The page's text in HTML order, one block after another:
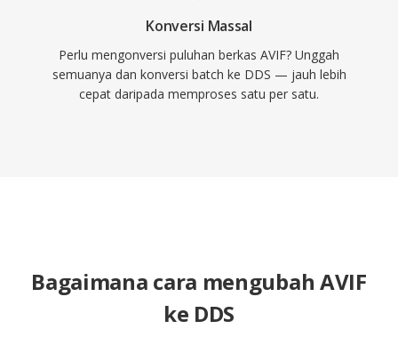
Konversi Massal
Perlu mengonversi puluhan berkas AVIF? Unggah
semuanya dan konversi batch ke DDS — jauh lebih
cepat daripada memproses satu per satu.
Bagaimana cara mengubah AVIF
ke DDS